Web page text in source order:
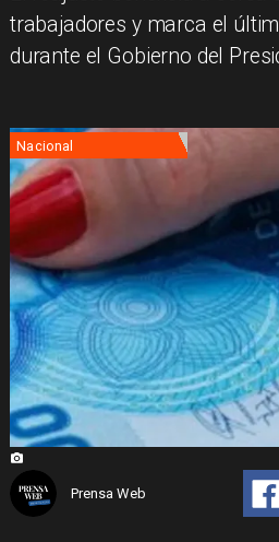
trabajadores y marca el
durante el Gobierno del
Nacional
Prensa Web